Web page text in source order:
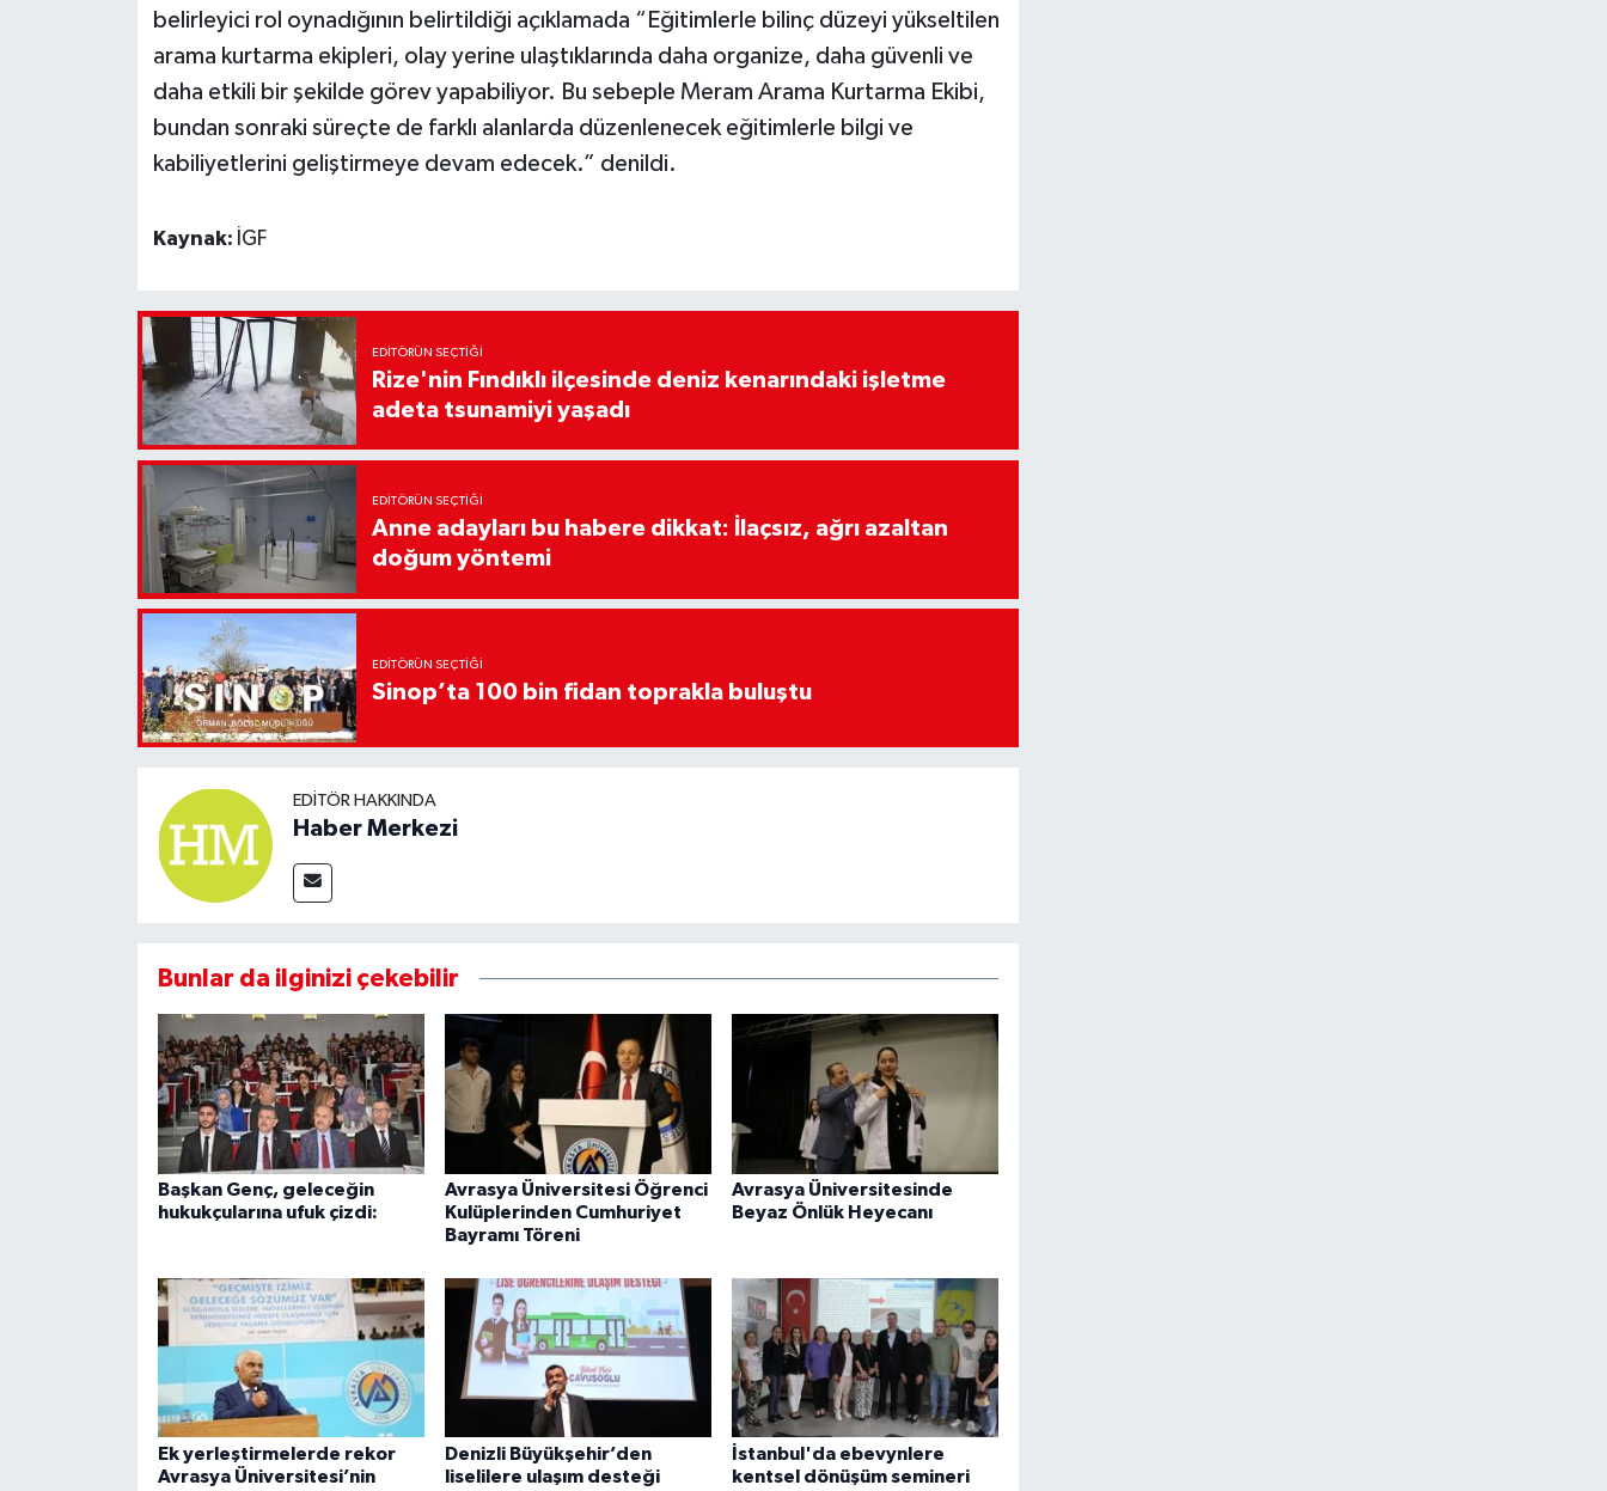
belirleyici rol oynadığının belirtildiği açıklamada “Eğitimlerle bilinç düzeyi yükseltilen
arama kurtarma ekipleri, olay yerine ulaştıklarında daha organize, daha güvenli ve
daha etkili bir şekilde görev yapabiliyor. Bu sebeple Meram Arama Kurtarma Ekibi,
bundan sonraki süreçte de farklı alanlarda düzenlenecek eğitimlerle bilgi ve
kabiliyetlerini geliştirmeye devam edecek.” denildi.
Kaynak: İGF
EDITÖRÜN SEÇTIĞI
Rize'nin Fındıklı ilçesinde deniz kenarındaki işletme
adeta tsunamiyi yaşadı
EDITÖRÜN SEÇTIĞI
Anne adayları bu habere dikkat: İlaçsız, ağrı azaltan
doğum yöntemi
EDITÖRÜN SEÇTIĞI
Sinop’ta 100 bin fidan toprakla buluştu
EDITÖR HAKKINDA
Haber Merkezi
Bunlar da ilginizi çekebilir
Başkan Genç, geleceğin
hukukçularına ufuk çizdi:
Avrasya Üniversitesi Öğrenci
Kulüplerinden Cumhuriyet
Bayramı Töreni
Avrasya Üniversitesinde
Beyaz Önlük Heyecanı
Ek yerleştirmelerde rekor
Avrasya Üniversitesi’nin
Denizli Büyükşehir’den
liselilere ulaşım desteği
İstanbul'da ebevynlere
kentsel dönüşüm semineri